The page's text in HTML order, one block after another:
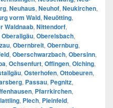
, Neuhaus, Neuhof, Neukirchen,
vorm Wald, Neuötting,
Waldnaab, Nittendorf,
Oberallgäu, Oberelsbach,
, Obernbreit, Obernburg,
, Oberschwarzbach, Obersinn,
, Ochsenfurt, Offingen, Olching,
, Osterhofen, Ottobeuren,
, Passau, Pegnitz,
, Pfarrkirchen,
, Plech, Pleinfeld,